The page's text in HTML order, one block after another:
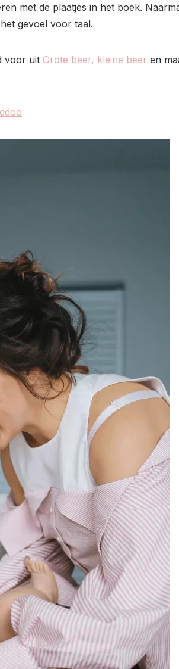
met de plaatjes in het boek.
gevoel voor taal.
voor uit Grote beer, kleine beer en